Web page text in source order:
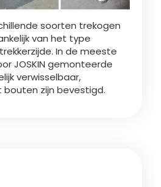
Dansk
Română
soorten trekogen
van het type
In de meeste
JOSKIN gemonteerde
verwisselbaar,
zijn bevestigd.